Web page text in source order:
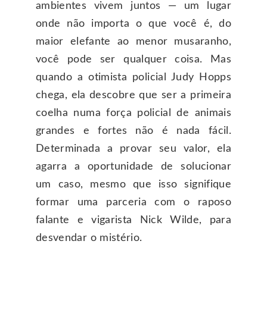
ambientes vivem juntos — um lugar
onde não importa o que você é, do
maior elefante ao menor musaranho,
você pode ser qualquer coisa. Mas
quando a otimista policial Judy Hopps
chega, ela descobre que ser a primeira
coelha numa força policial de animais
grandes e fortes não é nada fácil.
Determinada a provar seu valor, ela
agarra a oportunidade de solucionar
um caso, mesmo que isso signifique
formar uma parceria com o raposo
falante e vigarista Nick Wilde, para
desvendar o mistério.